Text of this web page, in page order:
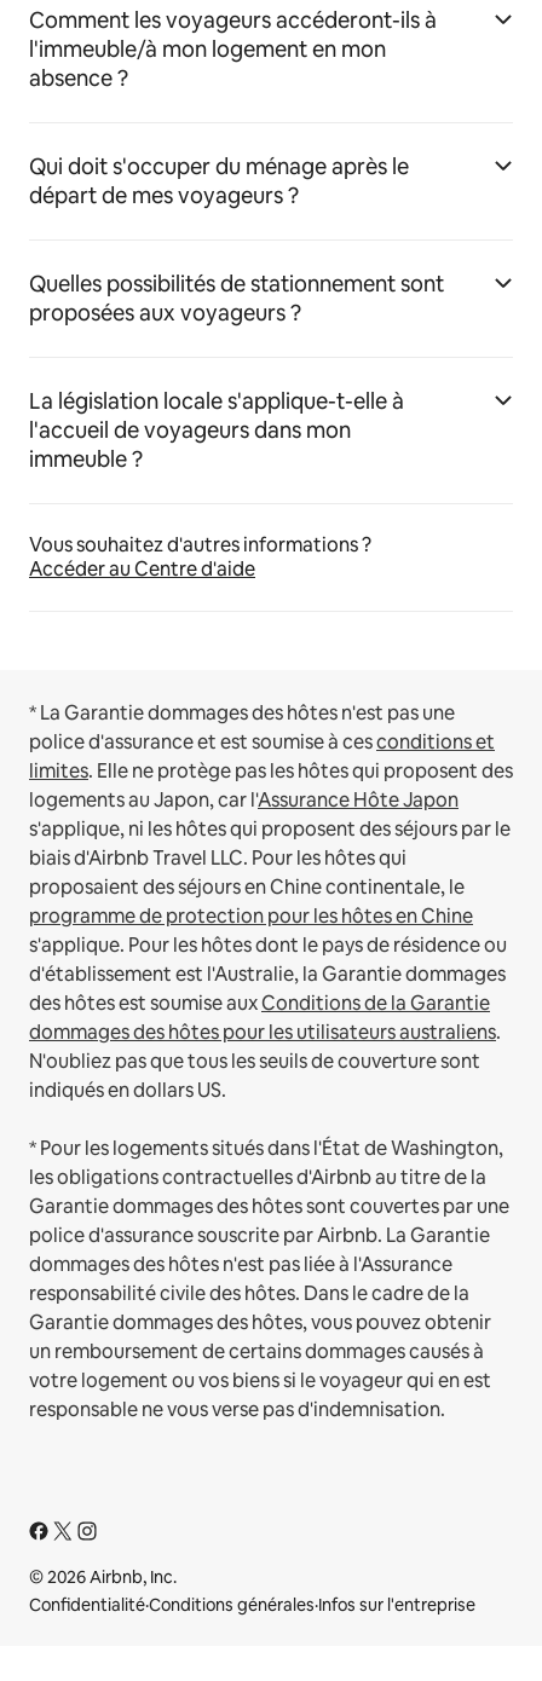
Comment les voyageurs accéderont-ils à
l'immeuble/à mon logement en mon
absence ?
Qui doit s'occuper du ménage après le
départ de mes voyageurs ?
Quelles possibilités de stationnement sont
proposées aux voyageurs ?
La législation locale s'applique-t-elle à
l'accueil de voyageurs dans mon
immeuble ?
Vous souhaitez d'autres informations ?
Accéder au Centre d'aide
* La Garantie dommages des hôtes n'est pas une
police d'assurance et est soumise à cesconditions et
limites. Elle ne protège pas les hôtes qui proposent des
logements au Japon, car l'Assurance Hôte Japon
s'applique, ni les hôtes qui proposent des séjours par le
biais d'Airbnb Travel LLC. Pour les hôtes qui
proposaient des séjours en Chine continentale, le
programme de protection pour les hôtes en Chine
s'applique. Pour les hôtes dont le pays de résidence ou
d'établissement est l'Australie, la Garantie dommages
des hôtes est soumise auxConditions de la Garantie
dommages des hôtes pour les utilisateurs australiens.
N'oubliez pas que tous les seuils de couverture sont
indiqués en dollars US.
* Pour les logements situés dans l'État de Washington,
les obligations contractuelles d'Airbnb au titre de la
Garantie dommages des hôtes sont couvertes par une
police d'assurance souscrite par Airbnb. La Garantie
dommages des hôtes n'est pas liée à l'Assurance
responsabilité civile des hôtes. Dans le cadre de la
Garantie dommages des hôtes, vous pouvez obtenir
un remboursement de certains dommages causés à
votre logement ou vos biens si le voyageur qui en est
responsable ne vous verse pas d'indemnisation.
© 2026 Airbnb, Inc.
Confidentialité·Conditions générales·Infos sur l'entreprise